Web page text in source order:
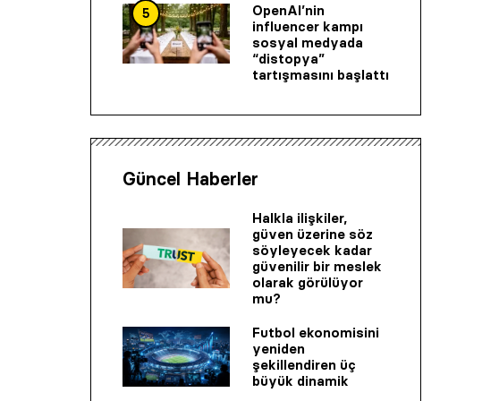
5
OpenAI’nin
influencer kampı
sosyal medyada
“distopya”
tartışmasını başlattı
Güncel Haberler
Halkla ilişkiler,
güven üzerine söz
söyleyecek kadar
güvenilir bir mes­lek
olarak görülüyor
mu?
Futbol ekonomisini
yeniden
şekillendiren üç
büyük dinamik